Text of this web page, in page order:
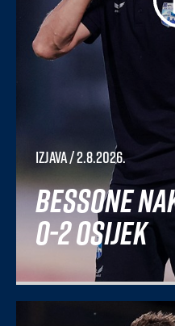
Izjava/ 2.8.2026.
Bessone
0-2 Osijek